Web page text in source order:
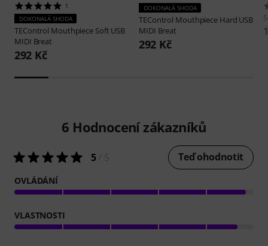
1
DOKONALÁ SHODA
TEControl Mouthpiece Soft USB
MIDI Breat
292 Kč
DOKONALÁ SHODA
TEControl Mouthpiece Hard USB
MIDI Breat
292 Kč
6 Hodnocení zákazníků
5/ 5 Teď ohodnotit
OVLÁDÁNÍ
VLASTNOSTI